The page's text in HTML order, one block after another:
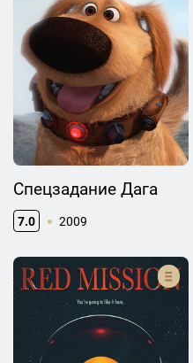
Спецзадание Дага
7.0 2009